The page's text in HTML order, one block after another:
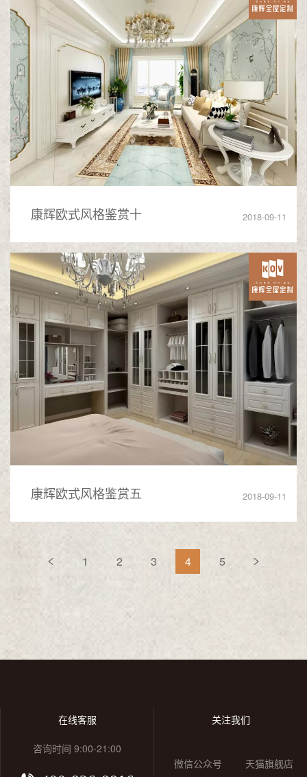
康辉欧式风格鉴赏十 2018-09-11
康辉欧式风格鉴赏五 2018-09-11
 1 2 3 4 5 
在线客服
咨询时间 9:00-21:00
关注我们
微信公众号 天猫旗舰店